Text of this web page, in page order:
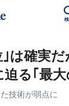
｣は確実
る｢最大
技術が弱点に